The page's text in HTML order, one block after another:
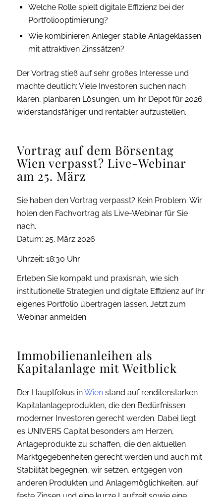
Welche Rolle spielt digitale Effizienz bei der
Portfoliooptimierung?
Wie kombinieren Anleger stabile Anlageklassen
mit attraktiven Zinssätzen?
Der Vortrag stieß auf sehr großes Interesse und
machte deutlich: Viele Investoren suchen nach
klaren, planbaren Lösungen, um ihr Depot für 2026
widerstandsfähiger und rentabler aufzustellen.
Vortrag auf dem Börsentag
Wien verpasst? Live-Webinar
am 25. März
Sie haben den Vortrag verpasst? Kein Problem: Wir
holen den Fachvortrag als Live-Webinar für Sie
nach.
Datum: 25. März 2026
Uhrzeit: 18:30 Uhr
Erleben Sie kompakt und praxisnah, wie sich
institutionelle Strategien und digitale Effizienz auf Ihr
eigenes Portfolio übertragen lassen. Jetzt zum
Webinar anmelden:
Immobilienanleihen als
Kapitalanlage mit Weitblick
Der Hauptfokus inWienstand auf renditenstarken
Kapitalanlageprodukten, die den Bedürfnissen
moderner Investoren gerecht werden. Dabei liegt
es UNIVERS Capital besonders am Herzen,
Anlageprodukte zu schaffen, die den aktuellen
Marktgegebenheiten gerecht werden und auch mit
Stabilität begegnen, wir setzen, entgegen von
anderen Produkten und Anlagemöglichkeiten, auf